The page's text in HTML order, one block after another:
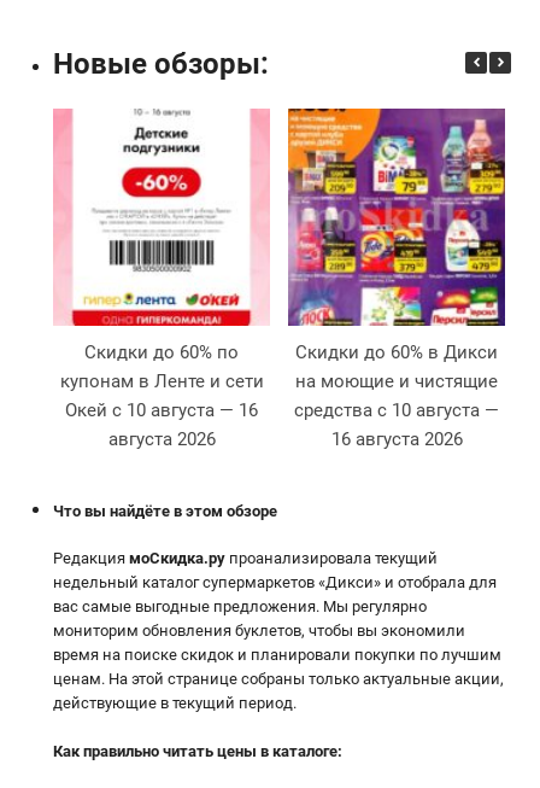
Новые обзоры:
Скидки до 60% по
купонам в Ленте и сети
Окей с 10 августа — 16
августа 2026
Скидки до 60% в Дикси
на моющие и чистящие
средства с 10 августа —
16 августа 2026
Что вы найдёте в этом обзоре
Редакция моСкидка.ру проанализировала текущий
недельный каталог супермаркетов «Дикси» и отобрала для
вас самые выгодные предложения. Мы регулярно
мониторим обновления буклетов, чтобы вы экономили
время на поиске скидок и планировали покупки по лучшим
ценам. На этой странице собраны только актуальные акции,
действующие в текущий период.
Как правильно читать цены в каталоге: